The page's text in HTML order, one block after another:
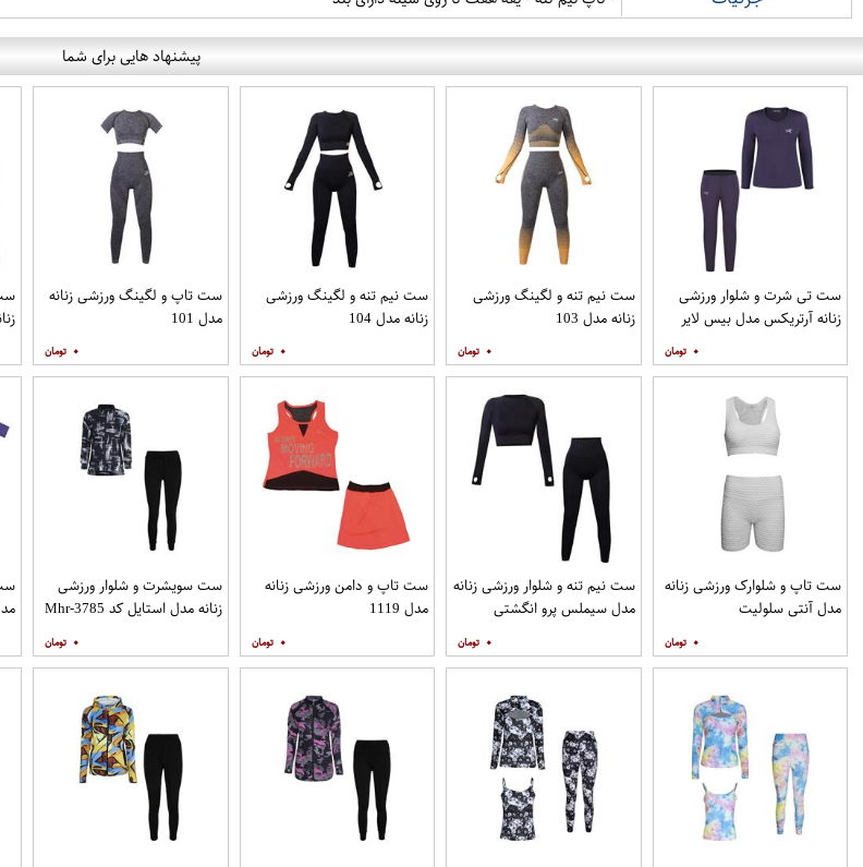
پیشنهاد هایی برای شما
ست تی شرت و شلوار ورزشی
زنانه آرتریکس مدل بیس لایر
۰
ست نیم تنه و لگینگ ورزشی
زنانه مدل 103
۰
ست نیم تنه و لگینگ ورزشی
زنانه مدل 104
۰
ست تاپ و لگینگ ورزشی زنانه
مدل 101
۰
ست تاپ و شلوارک ورزشی زنانه
مدل آنتی سلولیت
۰
ست نیم تنه و شلوار ورزشی زنانه
مدل سیملس پرو انگشتی
۰
ست تاپ و دامن ورزشی زنانه
مدل 1119
۰
ست سویشرت و شلوار ورزشی
زنانه مدل استایل کد Mhr-3785
۰